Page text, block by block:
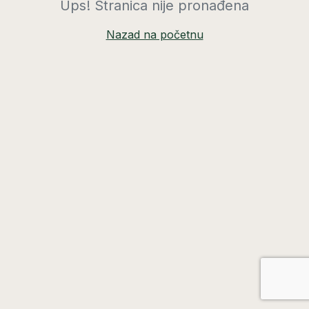
Ups! Stranica nije pronađena
Nazad na početnu